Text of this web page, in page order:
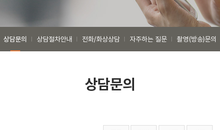
상담문의 상담절차안내 전화/화상상담 자주하는 질문 촬영(방송)문의
상담문의